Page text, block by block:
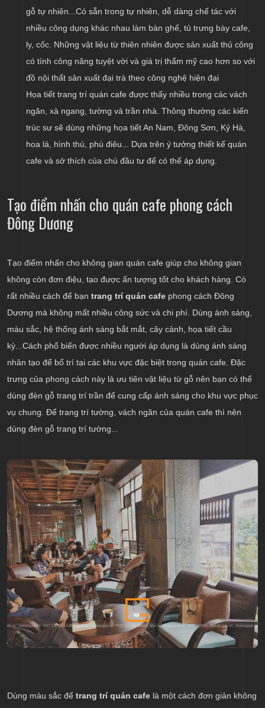
gỗ tự nhiên...Có sẵn trong tự nhiên, dễ dàng chế tác với
nhiều công dụng khác nhau làm bàn ghế, tủ trưng bày cafe,
ly, cốc. Những vật liệu từ thiên nhiên được sản xuất thủ công
có tính công năng tuyệt vời và giá trị thẩm mỹ cao hơn so với
đồ nội thất sản xuất đại trà theo công nghệ hiện đại
Họa tiết trang trí quán cafe được thấy nhiều trong các vách
ngăn, xà ngang, tường và trần nhà. Thông thường các kiến
trúc sư sẽ dùng những họa tiết An Nam, Đông Sơn, Kỷ Hà,
hoa lá, hình thú, phù điêu... Dựa trên ý tưởng thiết kế quán
cafe và sở thích của chủ đầu tư để có thể áp dụng.
Tạo điểm nhấn cho quán cafe phong cách
Đông Dương
Tạo điểm nhấn cho không gian quán cafe giúp cho không gian
không còn đơn điệu, tạo được ấn tượng tốt cho khách hàng. Có
rất nhiều cách để bạn trang trí quán cafe phong cách Đông
Dương mà không mất nhiều công sức và chi phí. Dùng ánh sáng,
màu sắc, hệ thống ánh sáng bắt mắt, cây cảnh, họa tiết cầu
kỳ...Cách phổ biến được nhiều người áp dụng là dùng ánh sáng
nhân tạo để bố trí tại các khu vực đặc biệt trong quán cafe. Đặc
trưng của phong cách này là ưu tiên vật liệu từ gỗ nên bạn có thể
dùng đèn gỗ trang trí trần để cung cấp ánh sáng cho khu vực phục
vụ chung. Để trang trí tường, vách ngăn của quán cafe thì nên
dùng đèn gỗ trang trí tường...
Dùng màu sắc để trang trí quán cafe là một cách đơn giản không